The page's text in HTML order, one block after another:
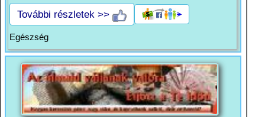
További részletek >>
Egészség